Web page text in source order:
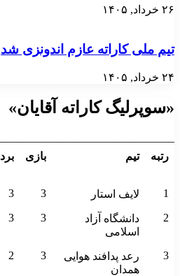
۲۶ خرداد, ۱۴۰۵
تیم ملی کاراته عازم اندونزی شد
۲۴ خرداد, ۱۴۰۵
«سوپرلیگ کاراته آقایان»
رتبه
تیم بازی برد
1
لایف استار 3
3
2
دانشگاه آزاد
اسلامی
3
3
3
رعد پدافند هوایی
همدان
3
2